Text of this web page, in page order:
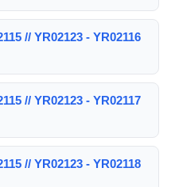
// YR02123 - YR02116
// YR02123 - YR02117
// YR02123 - YR02118